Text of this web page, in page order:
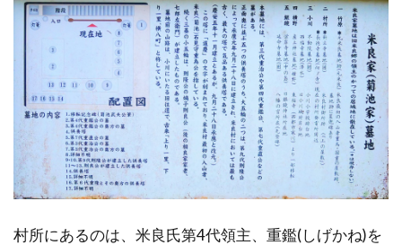
村所にあるのは、米良氏第4代領主、重鑑(しげかね)を